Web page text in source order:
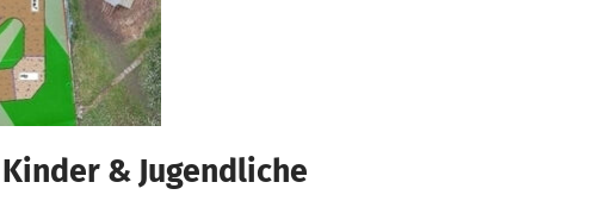
& Jugendliche